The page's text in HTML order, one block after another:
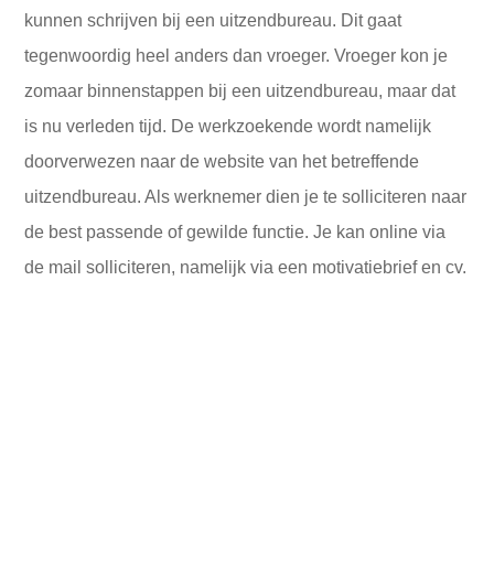
kunnen schrijven bij een uitzendbureau. Dit gaat
tegenwoordig heel anders dan vroeger. Vroeger kon je
zomaar binnenstappen bij een uitzendbureau, maar dat
is nu verleden tijd. De werkzoekende wordt namelijk
doorverwezen naar de website van het betreffende
uitzendbureau. Als werknemer dien je te solliciteren naar
de best passende of gewilde functie. Je kan online via
de mail solliciteren, namelijk via een motivatiebrief en cv.